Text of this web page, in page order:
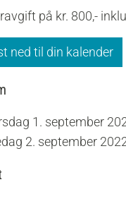
på kr. 800,-
ned til din kalender
1. september
2. september